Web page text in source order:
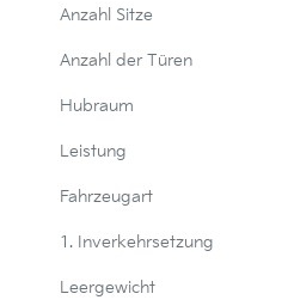
Anzahl Sitze
Anzahl der Türen
Hubraum
Leistung
Fahrzeugart
1. Inverkehrsetzung
Leergewicht